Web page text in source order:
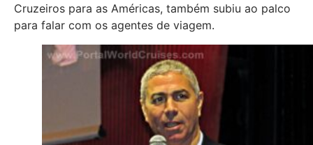
Cruzeiros para as Américas, também subiu ao palco
para falar com os agentes de viagem.